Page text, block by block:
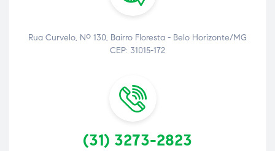
Rua Curvelo, Nº 130, Bairro Floresta - Belo Horizonte/MG
CEP: 31015-172
(31) 3273-2823